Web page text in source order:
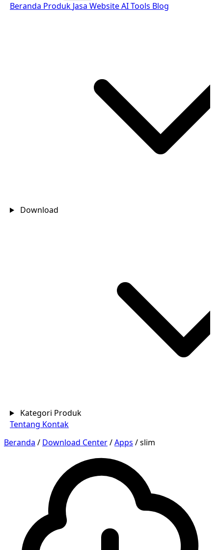
Beranda Produk Jasa WebsiteAI Tools Blog
Download
Kategori Produk
Tentang Kontak
Beranda / Download Center/Apps /slim